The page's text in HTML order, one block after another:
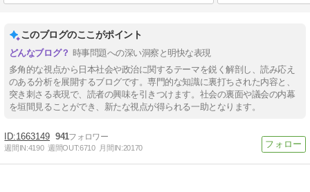
このブログのここがポイント
時事問題への深い洞察と明快な表現
多角的な視点から日本社会や政治に関するテーマを鋭く解剖し、読み応え
のある分析を展開するブログです。専門的な知識に裏打ちされた内容と、
突き刺さる表現で、読者の興味を引きつけます。社会の裏面や議会の内幕
を垣間見ることができ、新たな視点が得られる一助となります。
1663149 941
週間IN:4190 週間OUT:6710 月間IN:20170